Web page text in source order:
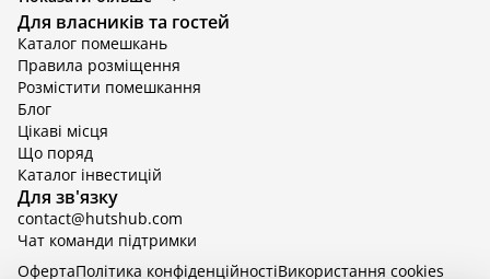
Відпочинок в Київській області з басейном
Відпочинок в Тернопільській області
Відпочинок у Вінницькій області
Відпочинок в Яремче
Відпочинок у Львівській області з басейном
Відпочинок з басейном в Тернопільській області
Для власників та гостей
Каталог помешкань
Правила розміщення
Розмістити помешкання
Блог
Цікаві місця
Що поряд
Каталог інвестицій
Для зв'язку
contact@hutshub.com
Чат команди підтримки
ОфертаПолітика конфіденційностіBикористання cookies